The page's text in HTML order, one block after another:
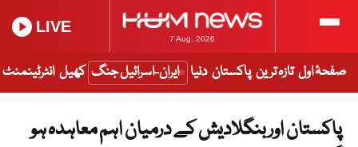
7 Aug, 2026
LIVE
صفحۂ اول تازہ ترین پاکستان دنیا ایران-اسرائیل جنگ کھیل انٹرٹینمنٹ
پاکستان اور بنگلادیش کے درمیان اہم معاہدہ ہو